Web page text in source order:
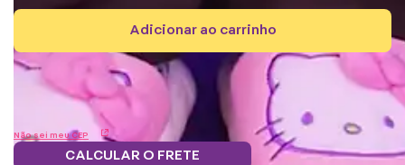
adicionar ao carrinho
Não sei meu CEP
CALCULAR O FRETE